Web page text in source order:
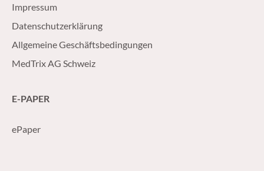
Impressum
Datenschutzerklärung
Allgemeine Geschäftsbedingungen
MedTrix AG Schweiz
E-PAPER
ePaper